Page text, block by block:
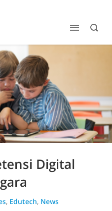
Digital
, Edutech, News